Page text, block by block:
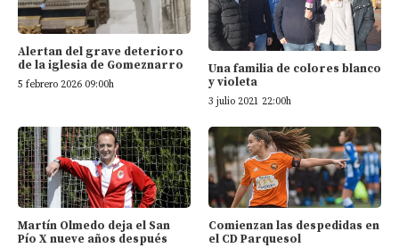
Alertan del grave deterioro
de la iglesia de Gomeznarro
5 febrero 2026 09:00h
Una familia de colores blanco
y violeta
3 julio 2021 22:00h
Martín Olmedo deja el San
Pío X nueve años después
Comienzan las despedidas en
el CD Parquesol